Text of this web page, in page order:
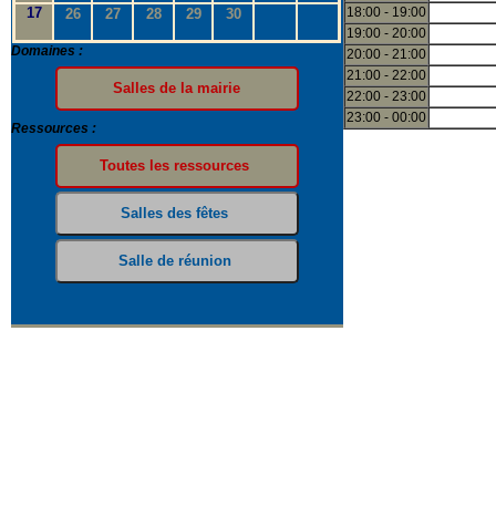
17 26 27 28 29 30
Domaines :
Ressources :
18:00 - 19:00
19:00 - 20:00
20:00 - 21:00
21:00 - 22:00
22:00 - 23:00
23:00 - 00:00